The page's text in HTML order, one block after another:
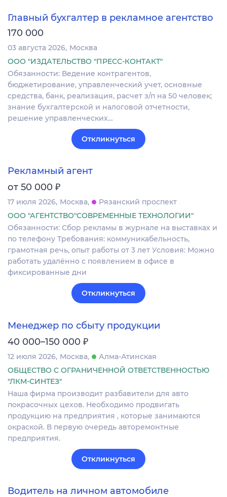
Главный бухгалтер в рекламное агентство
170 000
03 августа 2026 Москва
ООО "ИЗДАТЕЛЬСТВО "ПРЕСС-КОНТАКТ"
Обязанности: Ведение контрагентов,
бюджетирование, управленческий учет, основные
средства, банк, реализация, расчет з/п на 50 человек;
знание бухгалтерской и налоговой отчетности,
решение управленческих…
Откликнуться
Рекламный агент
от 50 000 ₽
17 июля 2026 Москва
Рязанский проспект
ООО "АГЕНТСТВО"СОВРЕМЕННЫЕ ТЕХНОЛОГИИ"
Обязанности: Сбор рекламы в журнале на выставках и
по телефону Требования: коммуникабельность,
грамотная речь, опыт работы от 3 лет Условия: Можно
работать удалённо с появлением в офисе в
фиксированные дни
Откликнуться
Менеджер по сбыту продукции
40 000–150 000 ₽
12 июля 2026 Москва
Алма-Атинская
ОБЩЕСТВО С ОГРАНИЧЕННОЙ ОТВЕТСТВЕННОСТЬЮ
"ЛКМ-СИНТЕЗ"
Наша фирма производит разбавители для авто
покрасочных цехов. Необходимо продвигать
продукцию на предприятия , которые занимаются
окраской. В первую очередь авторемонтные
предприятия.
Откликнуться
Водитель на личном автомобиле